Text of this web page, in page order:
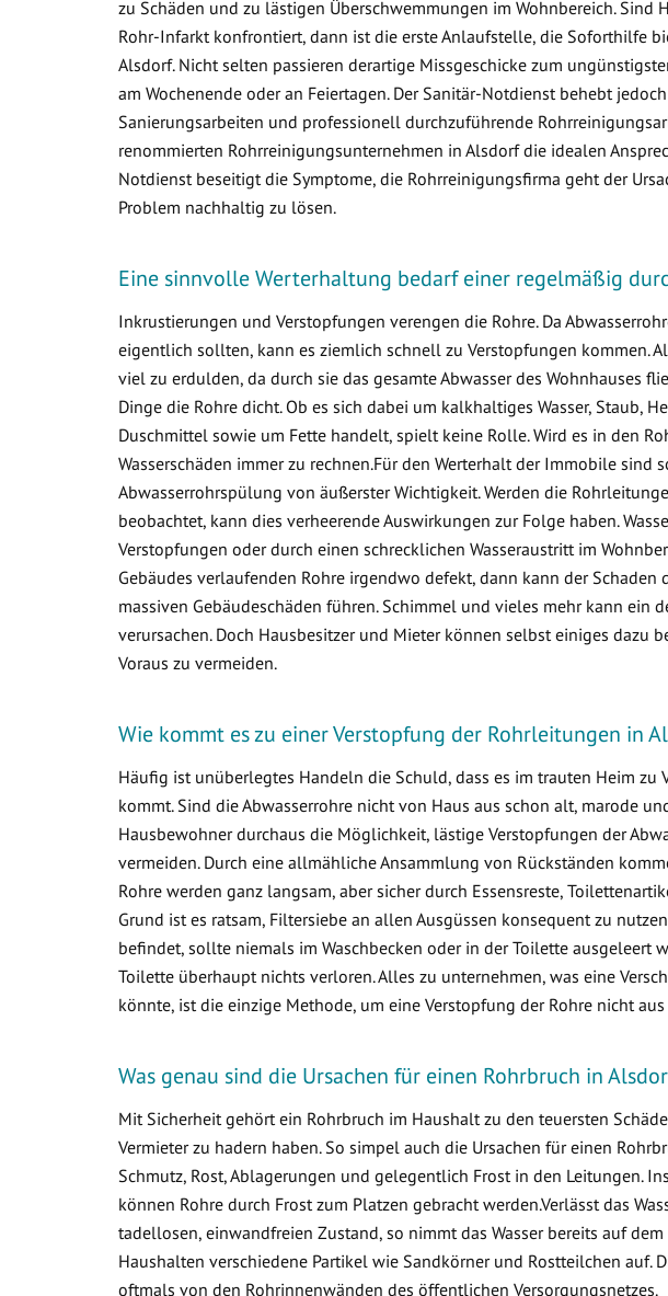
zu Schäden und zu lästigen Überschwemmungen im Wohnbereich. Sind
Rohr-Infarkt konfrontiert, dann ist die erste Anlaufstelle, die Soforthilfe
Alsdorf. Nicht selten passieren derartige Missgeschicke zum
am Wochenende oder an Feiertagen. Der Sanitär-Notdienst behebt
Sanierungsarbeiten und professionell durchzuführende
renommierten Rohrreinigungsunternehmen in Alsdorf die idealen
Notdienst beseitigt die Symptome, die Rohrreinigungsfirma geht der
Problem nachhaltig zu lösen.
Eine sinnvolle Werterhaltung bedarf einer regelmäßig
Inkrustierungen und Verstopfungen verengen die Rohre. Da
eigentlich sollten, kann es ziemlich schnell zu Verstopfungen kommen.
viel zu erdulden, da durch sie das gesamte Abwasser des Wohnhauses
Dinge die Rohre dicht. Ob es sich dabei um kalkhaltiges Wasser, Staub,
Duschmittel sowie um Fette handelt, spielt keine Rolle. Wird es in den
Wasserschäden immer zu rechnen.Für den Werterhalt der Immobile
Abwasserrohrspülung von äußerster Wichtigkeit. Werden die
beobachtet, kann dies verheerende Auswirkungen zur Folge haben.
Verstopfungen oder durch einen schrecklichen Wasseraustritt im
Gebäudes verlaufenden Rohre irgendwo defekt, dann kann der Schaden
massiven Gebäudeschäden führen. Schimmel und vieles mehr kann ein
verursachen. Doch Hausbesitzer und Mieter können selbst einiges dazu
Voraus zu vermeiden.
Wie kommt es zu einer Verstopfung der Rohrleitungen in
Häufig ist unüberlegtes Handeln die Schuld, dass es im trauten Heim zu
kommt. Sind die Abwasserrohre nicht von Haus aus schon alt, marode
Hausbewohner durchaus die Möglichkeit, lästige Verstopfungen der
vermeiden. Durch eine allmähliche Ansammlung von Rückständen
Rohre werden ganz langsam, aber sicher durch Essensreste,
Grund ist es ratsam, Filtersiebe an allen Ausgüssen konsequent zu
befindet, sollte niemals im Waschbecken oder in der Toilette ausgeleert
Toilette überhaupt nichts verloren. Alles zu unternehmen, was eine
könnte, ist die einzige Methode, um eine Verstopfung der Rohre nicht
Was genau sind die Ursachen für einen Rohrbruch in
Mit Sicherheit gehört ein Rohrbruch im Haushalt zu den teuersten
Vermieter zu hadern haben. So simpel auch die Ursachen für einen
Schmutz, Rost, Ablagerungen und gelegentlich Frost in den Leitungen.
können Rohre durch Frost zum Platzen gebracht werden.Verlässt das
tadellosen, einwandfreien Zustand, so nimmt das Wasser bereits auf
Haushalten verschiedene Partikel wie Sandkörner und Rostteilchen auf.
oftmals von den Rohrinnenwänden des öffentlichen Versorgungsnetzes.